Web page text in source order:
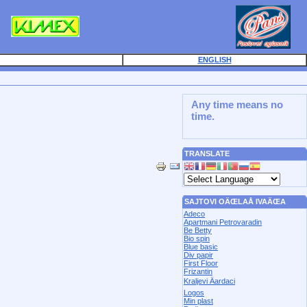
ENGLISH
Any time means no
time.
TRANSLATE
SAJTOVI OÄŒLAÅ IVAÄŒA
Adeco
Apartmani Petrovaradin
Be Betty
Bio spin
Blue basic
Div papir
First Floor
Frizantin
Kraljevi Äardaci
Logos
Min plast